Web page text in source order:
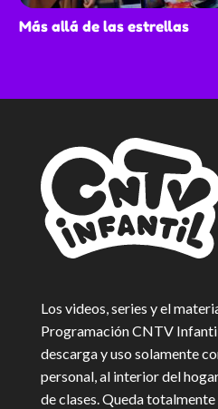
Más allá de las estrellas
Los videos, series y el
Programación CNTV
descarga y uso solamente
personal, al interior del
de clases. Queda